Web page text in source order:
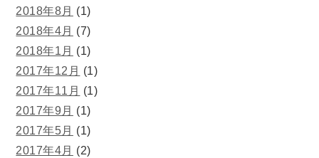
2018年8月 (1)
2018年4月 (7)
2018年1月 (1)
2017年12月 (1)
2017年11月 (1)
2017年9月 (1)
2017年5月 (1)
2017年4月 (2)